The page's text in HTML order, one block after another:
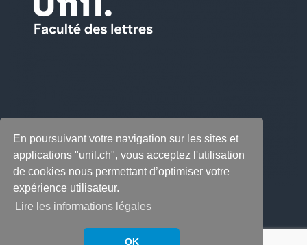
En poursuivant votre navigation sur les sites et
applications "unil.ch", vous acceptez l'utilisation
de cookies nous permettant d’optimiser votre
expérience utilisateur.
Lire les informations légales
OK